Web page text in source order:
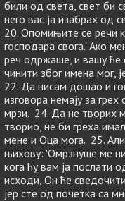
били од света, свет би
него вас ја изабрах од
20. Опомињите се речи
господара свога.' Ако
реч одржаше, и вашу ће
чинити због имена мог,
22. Да нисам дошао и
изговора немају за
мрзи. 24. Да не творих
творио, не би греха
мене и Оца мога. 25.
њихову: 'Омрзнуше ме
кога ћу вам ја послати
исходи, Он ће
јер сте од почетка са